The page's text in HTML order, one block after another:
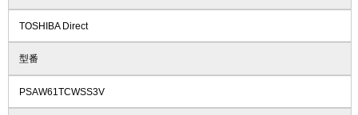
TOSHIBA Direct
型番
PSAW61TCWSS3V